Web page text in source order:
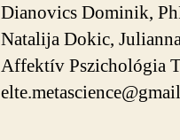
Dianovics Dominik,
Natalija Dokic,
Affektív Pszichológia